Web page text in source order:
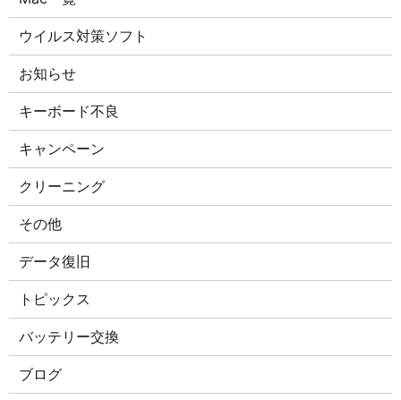
ウイルス対策ソフト
お知らせ
キーボード不良
キャンペーン
クリーニング
その他
データ復旧
トピックス
バッテリー交換
ブログ